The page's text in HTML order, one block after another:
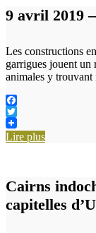
9 avril 2019
Les constructions
garrigues jouent un
animales y trouvant
Facebook
Twitter
Lire plus
Cairns
capitelles